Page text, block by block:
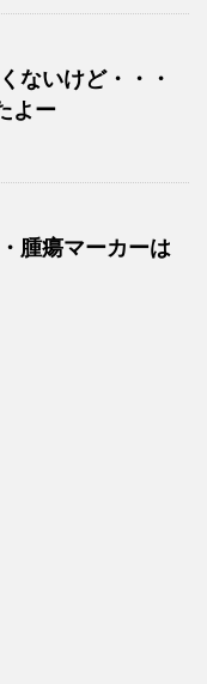
ないけど・・・
よー
腫瘍マーカーは